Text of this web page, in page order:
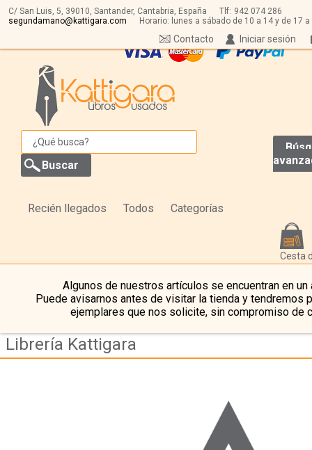
C/ San Luis, 5, 39010, Santander, Cantabria, España Tlf: 942 074 286
segundamano@kattigara.com
Horario: lunes a sábado de 10 a 14 y de 17 a
Iniciar sesión
Contacto
Recién llegados Todos Categorías
Cesta
Algunos de nuestros artículos se encuentran en un
Puede avisarnos antes de visitar la tienda y tendremos
ejemplares que nos solicite, sin compromiso de
Librería Kattigara